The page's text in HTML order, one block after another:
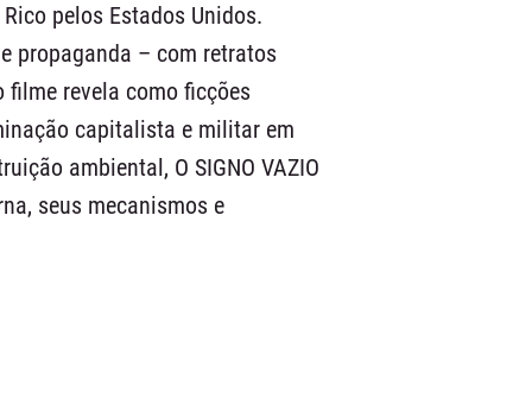
pelos Estados Unidos.
propaganda – com retratos
revela como ficções
capitalista e militar em
ambiental, O SIGNO VAZIO
seus mecanismos e